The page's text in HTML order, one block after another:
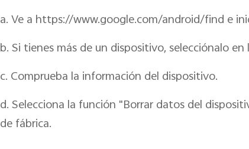
a. Ve a https://www.google.com/android/find e
b. Si tienes más de un dispositivo, selecciónalo
c. Comprueba la información del dispositivo.
d. Selecciona la función "Borrar datos del
de fábrica.